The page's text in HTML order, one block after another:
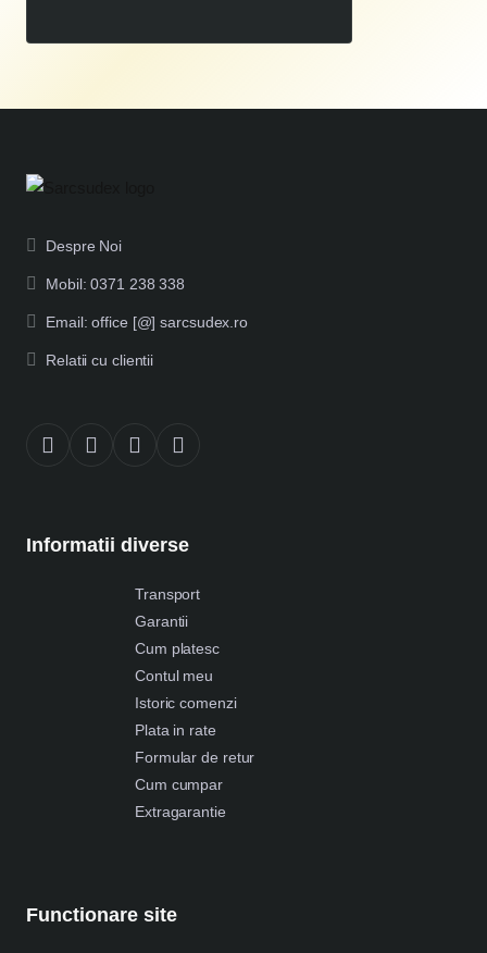
Despre Noi
Mobil: 0371 238 338
Email: office [@] sarcsudex.ro
Relatii cu clientii
Informatii diverse
Transport
Garantii
Cum platesc
Contul meu
Istoric comenzi
Plata in rate
Formular de retur
Cum cumpar
Extragarantie
Functionare site